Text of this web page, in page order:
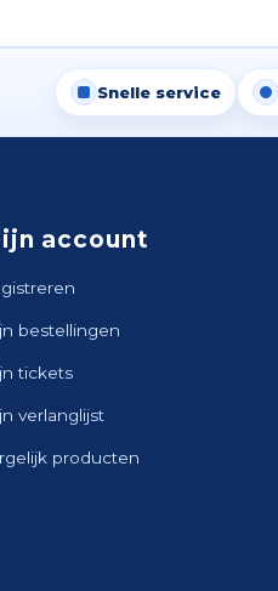
Snelle service
account
bestellingen
tickets
verlanglijst
producten